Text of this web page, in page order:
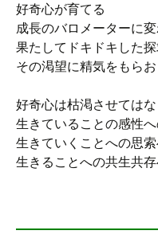
好奇心が育てる
成長のバロメーターに
果たしてドキドキした
その渇望に精気をもらお
好奇心は枯渇させては
生きていることの感性
生きていくことへの思
生きることへの共生共